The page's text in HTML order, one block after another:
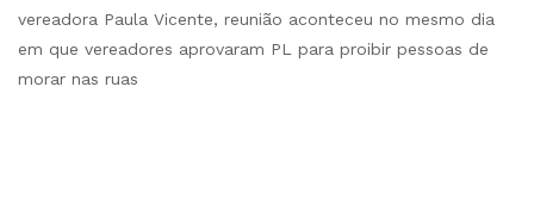
vereadora Paula Vicente, reunião aconteceu no mesmo dia
em que vereadores aprovaram PL para proibir pessoas de
morar nas ruas